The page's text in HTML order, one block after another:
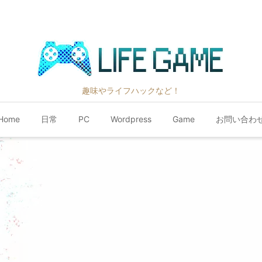
趣味やライフハックなど！
日常 PC Wordpress Game お問い合わ